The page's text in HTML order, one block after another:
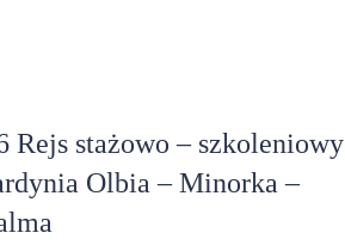
Rejs stażowo – szkoleniowy
Olbia – Minorka –